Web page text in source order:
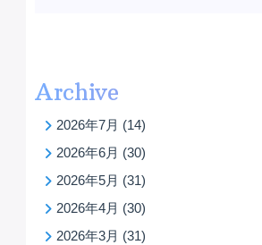
Archive
2026年7月 (14)
2026年6月 (30)
2026年5月 (31)
2026年4月 (30)
2026年3月 (31)